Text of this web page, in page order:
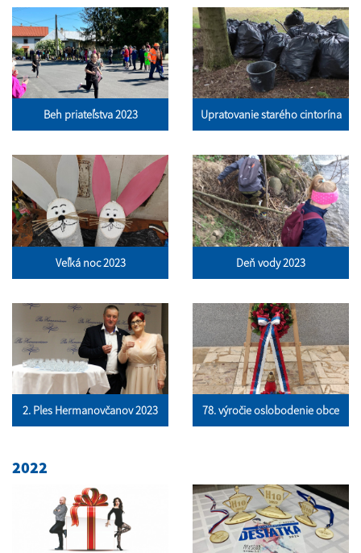
Beh priateľstva 2023 Upratovanie starého cintorína
Veľká noc 2023 Deň vody 2023
2. Ples Hermanovčanov 2023 78. výročie oslobodenie obce
2022